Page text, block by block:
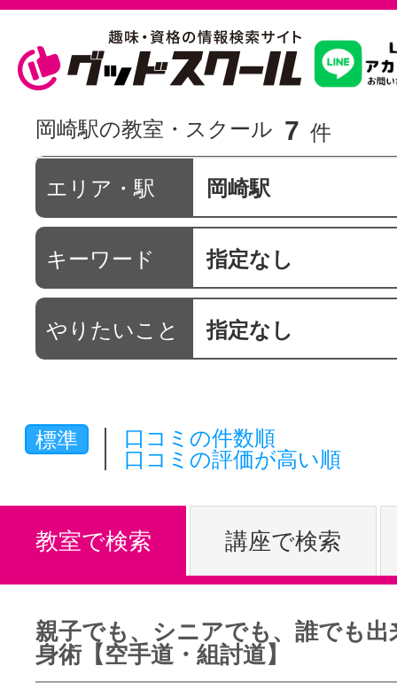
習いたいこ
スクールを
駅・路線か
通信講座を
体験レッス
やりたいこ
特集をみる
グッドスク
岡崎駅の教室・スクール 7 件
エリア・駅 岡崎駅
キーワード 指定なし
やりたいこと 指定なし
標準
口コミの件数順
口コミの評価が高い順
教室で検索 講座で検索
親子でも、シニアでも、誰でも出
身術【空手道・組討道】